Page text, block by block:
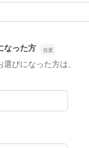
なった方
びになった方は、
った方